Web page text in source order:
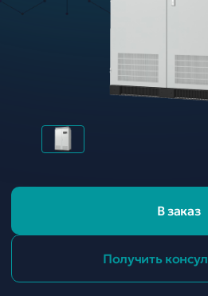
В заказ
Получить